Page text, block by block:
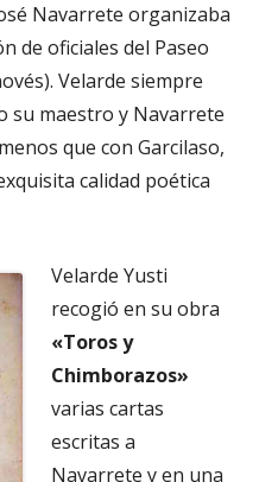
Navarrete organizaba
de oficiales del Paseo
Velarde siempre
su maestro y Navarrete
que con Garcilaso,
calidad poética
Velarde Yusti
recogió en su obra
«Toros y
Chimborazos»
varias cartas
escritas a
Navarrete y en una